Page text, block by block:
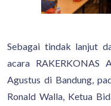
Sebagai tindak lanjut
acara
Agustus di Bandung,
Ronald Walla, Ketua